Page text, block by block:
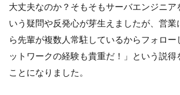
大丈夫なのか？そもそもサーバエンジニア
いう疑問や反発心が芽生えましたが、営業
ら先輩が複数人常駐しているからフォロー
ットワークの経験も貴重だ！」という説得
ことになりました。